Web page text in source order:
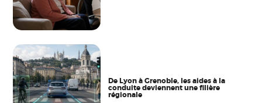
De Lyon à Grenoble, les aides à la
conduite deviennent une filière
régionale